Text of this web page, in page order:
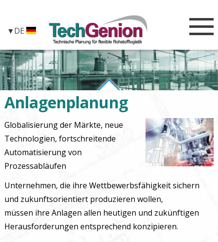
DE
Anlagenplanung
Globalisierung der Märkte, neue
Technologien, fortschreitende
Automatisierung von
Prozessabläufen
Unternehmen, die ihre Wettbewerbsfähigkeit sichern
und zukunftsorientiert produzieren wollen,
müssen ihre Anlagen allen heutigen und zukünftigen
Herausforderungen entsprechend konzipieren.